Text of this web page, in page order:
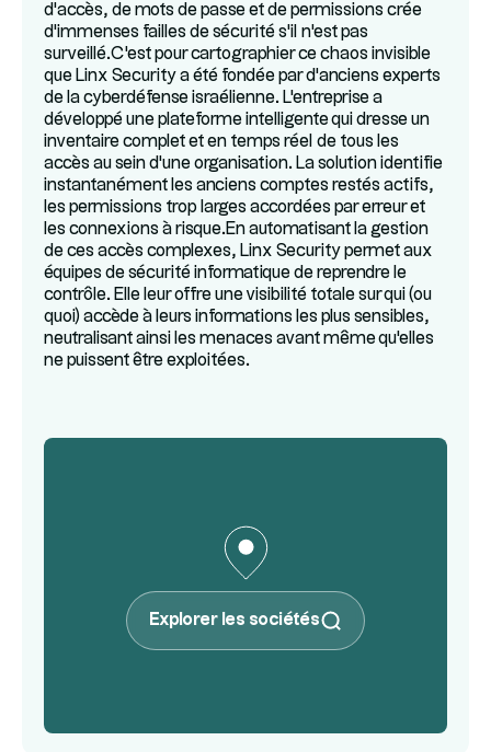
d'accès, de mots de passe et de permissions crée
d'immenses failles de sécurité s'il n'est pas
surveillé.C'est pour cartographier ce chaos invisible
que Linx Security a été fondée par d'anciens experts
de la cyberdéfense israélienne. L'entreprise a
développé une plateforme intelligente qui dresse un
inventaire complet et en temps réel de tous les
accès au sein d'une organisation. La solution identifie
instantanément les anciens comptes restés actifs,
les permissions trop larges accordées par erreur et
les connexions à risque.En automatisant la gestion
de ces accès complexes, Linx Security permet aux
équipes de sécurité informatique de reprendre le
contrôle. Elle leur offre une visibilité totale sur qui (ou
quoi) accède à leurs informations les plus sensibles,
neutralisant ainsi les menaces avant même qu'elles
ne puissent être exploitées.
Explorer les sociétés